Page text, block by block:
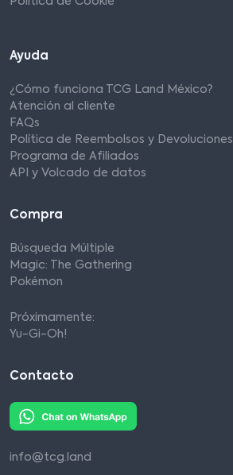
Ayuda
¿Cómo funciona TCG Land México?
Atención al cliente
FAQs
Política de Reembolsos y Devoluciones
Programa de Afiliados
API y Volcado de datos
Compra
Búsqueda Múltiple
Magic: The Gathering
Pokémon
Próximamente:
Yu-Gi-Oh!
Contacto
info@tcg.land